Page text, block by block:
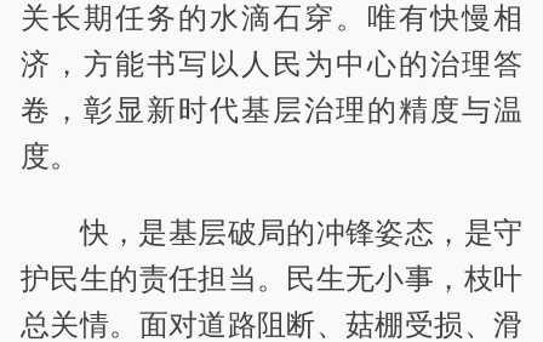
关长期任务的水滴石穿。唯有快慢相
济，方能书写以人民为中心的治理答
卷，彰显新时代基层治理的精度与温
度。
快，是基层破局的冲锋姿态，是守
护民生的责任担当。民生无小事，枝叶
总关情。面对道路阻断、菇棚受损、滑